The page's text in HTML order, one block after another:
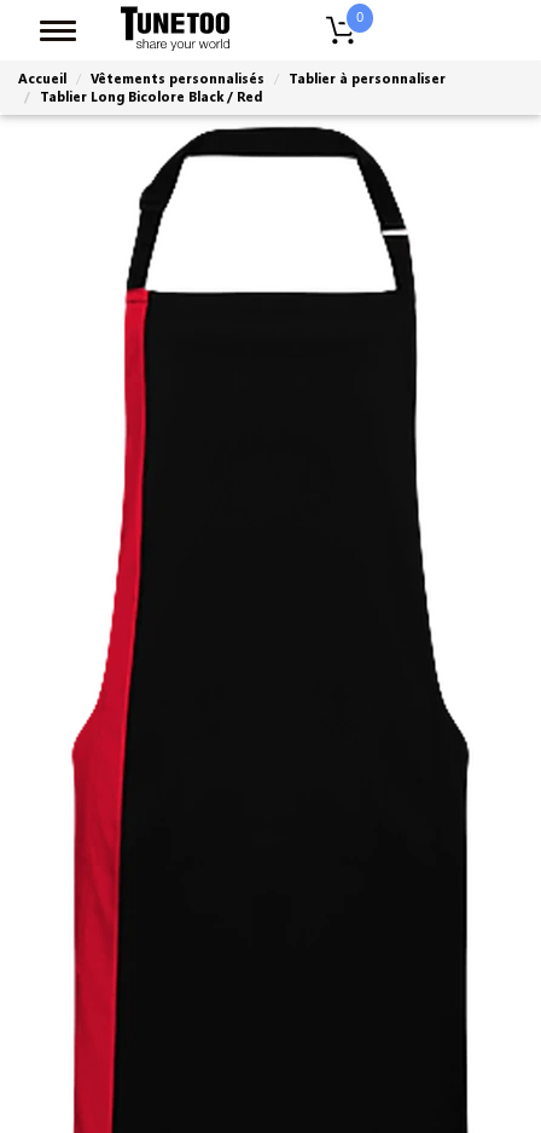
0
Accueil Vêtements personnalisés
Tablier à personnaliser
Tablier Long Bicolore Black / Red